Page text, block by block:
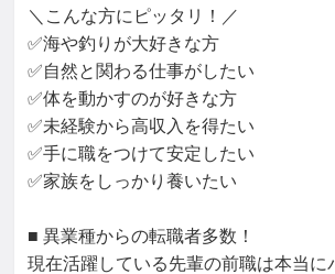
＼こんな方にピッタリ！／
✅海や釣りが大好きな方
✅自然と関わる仕事がしたい
✅体を動かすのが好きな方
✅未経験から高収入を得たい
✅手に職をつけて安定したい
✅家族をしっかり養いたい
■ 異業種からの転職者多数！
現在活躍している先輩の前職は本当に